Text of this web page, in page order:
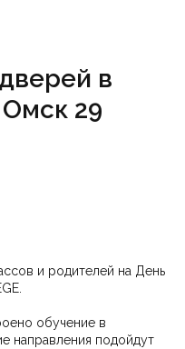
в
Омск 29
и родителей на День
обучение в
направления подойдут